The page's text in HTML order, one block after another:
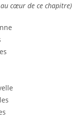
cœur de ce chapitre)